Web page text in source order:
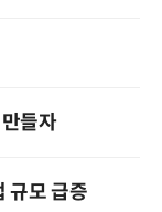
들자
규모 급증